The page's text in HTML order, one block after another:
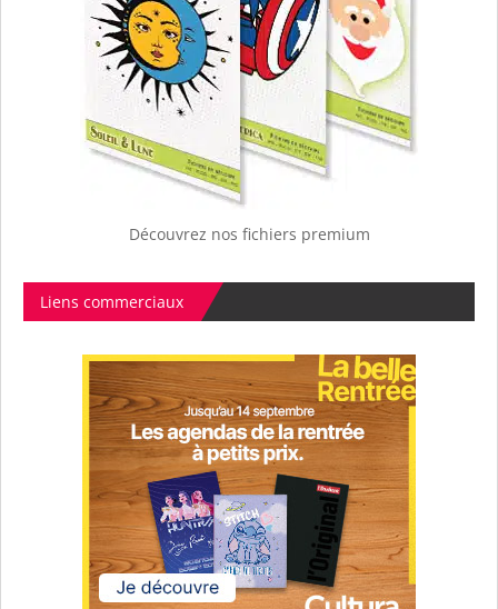
Découvrez nos fichiers premium
Liens commerciaux